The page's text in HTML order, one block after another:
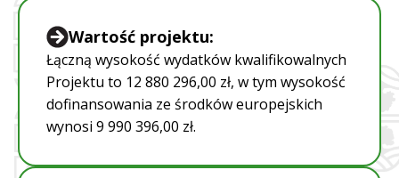
Wartość projektu:
Łączną wysokość wydatków kwalifikowalnych
Projektu to 12 880 296,00 zł, w tym wysokość
dofinansowania ze środków europejskich
wynosi 9 990 396,00 zł.